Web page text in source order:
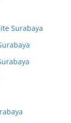
Surabaya